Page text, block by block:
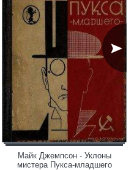
Майк Джемпсон - Уклоны
мистера Пукса-младшего